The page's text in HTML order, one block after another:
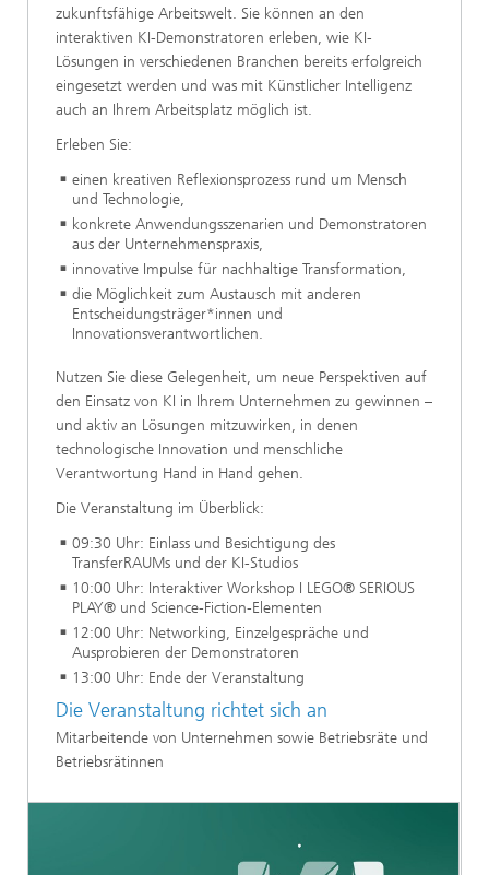
zukunftsfähige Arbeitswelt. Sie können an den
interaktiven KI-Demonstratoren erleben, wie KI-
Lösungen in verschiedenen Branchen bereits erfolgreich
eingesetzt werden und was mit Künstlicher Intelligenz
auch an Ihrem Arbeitsplatz möglich ist.
Erleben Sie:
einen kreativen Reflexionsprozess rund um Mensch
und Technologie,
konkrete Anwendungsszenarien und Demonstratoren
aus der Unternehmenspraxis,
innovative Impulse für nachhaltige Transformation,
die Möglichkeit zum Austausch mit anderen
Entscheidungs­träger*innen und
Innovationsverantwortlichen.
Nutzen Sie diese Gelegenheit, um neue Perspektiven auf
den Einsatz von KI in Ihrem Unternehmen zu gewinnen –
und aktiv an Lösungen mitzuwirken, in denen
technologische Innovation und menschliche
Verantwortung Hand in Hand gehen.
Die Veranstaltung im Überblick:
09:30 Uhr: Einlass und Besichtigung des
TransferRAUMs und der KI-Studios
10:00 Uhr: Interaktiver Workshop I LEGO® SERIOUS
PLAY® und Science-Fiction-Elementen
12:00 Uhr: Networking, Einzelgespräche und
Ausprobieren der Demonstratoren
13:00 Uhr: Ende der Veranstaltung
Die Veranstaltung richtet sich an
Mitarbeitende von Unternehmen sowie Betriebsräte und
Betriebsrätinnen